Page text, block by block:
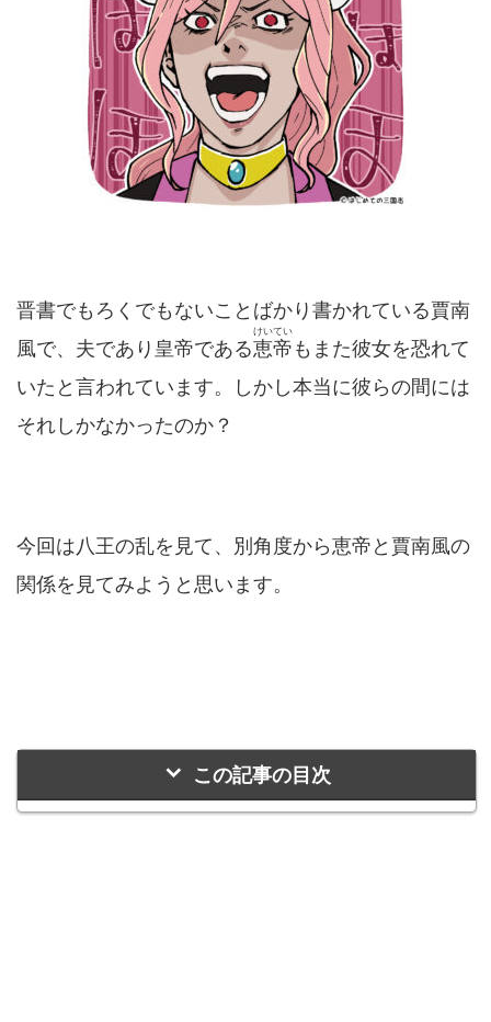
晋書でもろくでもないことばかり書かれている賈南
風で、夫であり皇帝である恵帝
けいてい
もまた彼女を恐れて
いたと言われています。しかし本当に彼らの間には
それしかなかったのか？
今回は八王の乱を見て、別角度から恵帝と賈南風の
関係を見てみようと思います。
この記事の目次